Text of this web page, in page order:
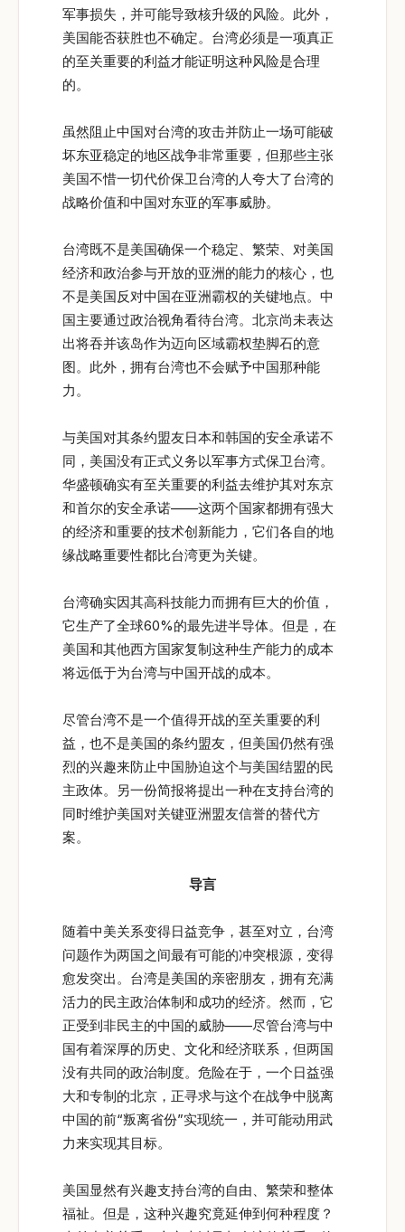
军事损失，并可能导致核升级的风险。此外，
美国能否获胜也不确定。台湾必须是一项真正
的至关重要的利益才能证明这种风险是合理
的。
虽然阻止中国对台湾的攻击并防止一场可能破
坏东亚稳定的地区战争非常重要，但那些主张
美国不惜一切代价保卫台湾的人夸大了台湾的
战略价值和中国对东亚的军事威胁。
台湾既不是美国确保一个稳定、繁荣、对美国
经济和政治参与开放的亚洲的能力的核心，也
不是美国反对中国在亚洲霸权的关键地点。中
国主要通过政治视角看待台湾。北京尚未表达
出将吞并该岛作为迈向区域霸权垫脚石的意
图。此外，拥有台湾也不会赋予中国那种能
力。
与美国对其条约盟友日本和韩国的安全承诺不
同，美国没有正式义务以军事方式保卫台湾。
华盛顿确实有至关重要的利益去维护其对东京
和首尔的安全承诺——这两个国家都拥有强大
的经济和重要的技术创新能力，它们各自的地
缘战略重要性都比台湾更为关键。
台湾确实因其高科技能力而拥有巨大的价值，
它生产了全球60%的最先进半导体。但是，在
美国和其他西方国家复制这种生产能力的成本
将远低于为台湾与中国开战的成本。
尽管台湾不是一个值得开战的至关重要的利
益，也不是美国的条约盟友，但美国仍然有强
烈的兴趣来防止中国胁迫这个与美国结盟的民
主政体。另一份简报将提出一种在支持台湾的
同时维护美国对关键亚洲盟友信誉的替代方
案。
导言
随着中美关系变得日益竞争，甚至对立，台湾
问题作为两国之间最有可能的冲突根源，变得
愈发突出。台湾是美国的亲密朋友，拥有充满
活力的民主政治体制和成功的经济。然而，它
正受到非民主的中国的威胁——尽管台湾与中
国有着深厚的历史、文化和经济联系，但两国
没有共同的政治制度。危险在于，一个日益强
大和专制的北京，正寻求与这个在战争中脱离
中国的前“叛离省份”实现统一，并可能动用武
力来实现其目标。
美国显然有兴趣支持台湾的自由、繁荣和整体
福祉。但是，这种兴趣究竟延伸到何种程度？